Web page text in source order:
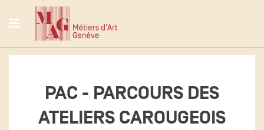
PAC - PARCOURS DES
ATELIERS CAROUGEOIS